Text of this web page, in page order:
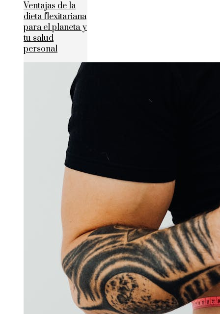
Ventajas de la
dieta flexitariana
para el planeta y
tu salud
personal